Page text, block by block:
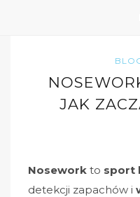
JAK
Nosework to sport
detekcji zapachów i